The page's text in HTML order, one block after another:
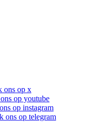
ons op x
op youtube
op instagram
ons op telegram